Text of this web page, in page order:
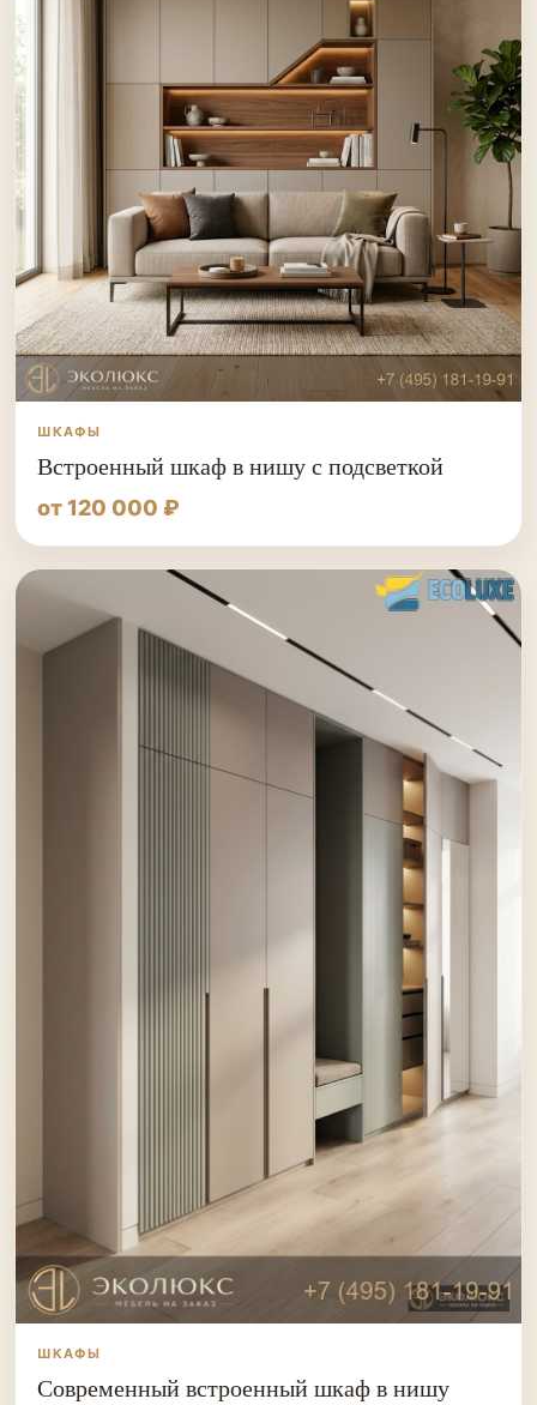
ШКАФЫ
Встроенный шкаф в нишу с подсветкой
от 120 000 ₽
ШКАФЫ
Современный встроенный шкаф в нишу